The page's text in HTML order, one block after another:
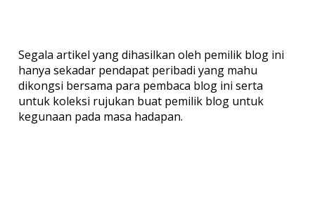
Segala artikel yang dihasilkan oleh pemilik blog ini
hanya sekadar pendapat peribadi yang mahu
dikongsi bersama para pembaca blog ini serta
untuk koleksi rujukan buat pemilik blog untuk
kegunaan pada masa hadapan.